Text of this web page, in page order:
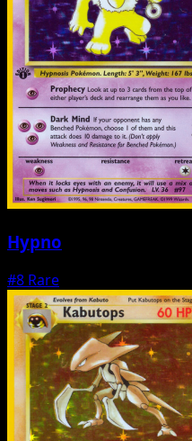
Hypno
#8 Rare